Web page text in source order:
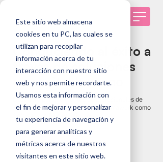
Este sitio web almacena
cookies en tu PC, las cuales se
utilizan para recopilar
información acerca de tu
interacción con nuestro sitio
web y nos permite recordarte.
Usamos esta información con
el fin de mejorar y personalizar
tu experiencia de navegación y
para generar analíticas y
métricas acerca de nuestros
visitantes en este sitio web.
Conduciendo al éxito a
través de soluciones
en capital humano
Descubre por qué cientos de profesionales de
recusos humanos ya utilizan Genomawork como
Software de Reclutamiento
Empieza ahora